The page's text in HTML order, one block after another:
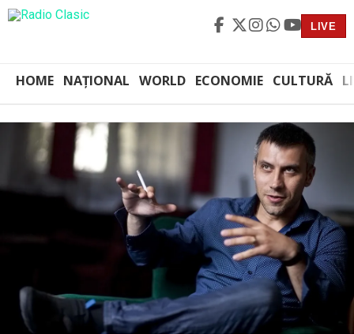
LIVE
HOME NAȚIONAL WORLD ECONOMIE CULTURĂ